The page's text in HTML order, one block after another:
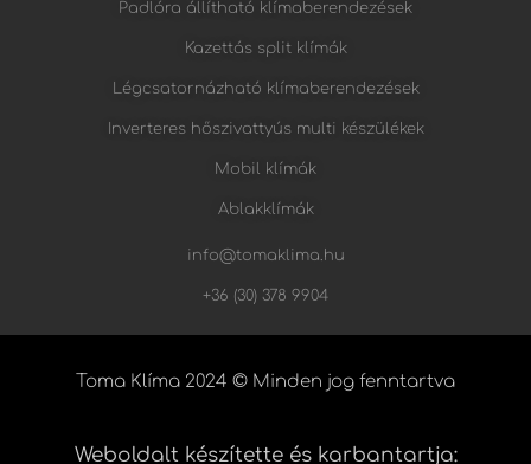
Padlóra állítható klímaberendezések
Kazettás split klímák
Légcsatornázható klímaberendezések
Inverteres hőszivattyús multi készülékek
Mobil klímák
Ablakklímák
info@tomaklima.hu
+36 (30) 378 9904
Toma Klíma 2024 © Minden jog fenntartva
Weboldalt készítette és karbantartja: